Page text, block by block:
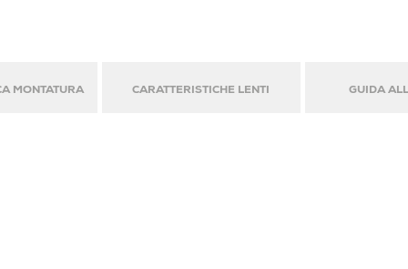
MONTATURA CARATTERISTICHE LENTI GUIDA